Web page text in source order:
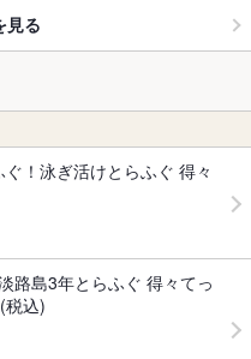
見る
！泳ぎ活けとらふぐ 得々
路島3年とらふぐ 得々てっ
税込)